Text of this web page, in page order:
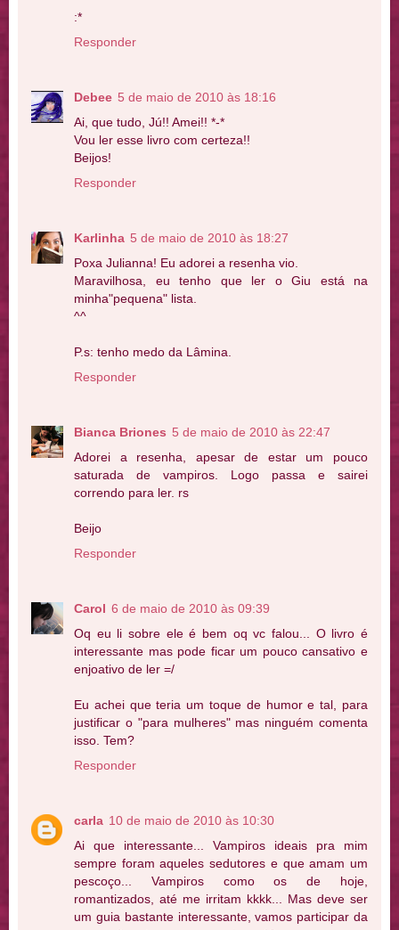
:*
Responder
Debee 5 de maio de 2010 às 18:16
Ai, que tudo, Jú!! Amei!! *-*
Vou ler esse livro com certeza!!
Beijos!
Responder
Karlinha 5 de maio de 2010 às 18:27
Poxa Julianna! Eu adorei a resenha vio.
Maravilhosa, eu tenho que ler o Giu está na
minha"pequena" lista.
^^
P.s: tenho medo da Lâmina.
Responder
Bianca Briones 5 de maio de 2010 às 22:47
Adorei a resenha, apesar de estar um pouco
saturada de vampiros. Logo passa e sairei
correndo para ler. rs
Beijo
Responder
Carol 6 de maio de 2010 às 09:39
Oq eu li sobre ele é bem oq vc falou... O livro é
interessante mas pode ficar um pouco cansativo e
enjoativo de ler =/
Eu achei que teria um toque de humor e tal, para
justificar o "para mulheres" mas ninguém comenta
isso. Tem?
Responder
carla 10 de maio de 2010 às 10:30
Ai que interessante... Vampiros ideais pra mim
sempre foram aqueles sedutores e que amam um
pescoço... Vampiros como os de hoje,
romantizados, até me irritam kkkk... Mas deve ser
um guia bastante interessante, vamos participar da